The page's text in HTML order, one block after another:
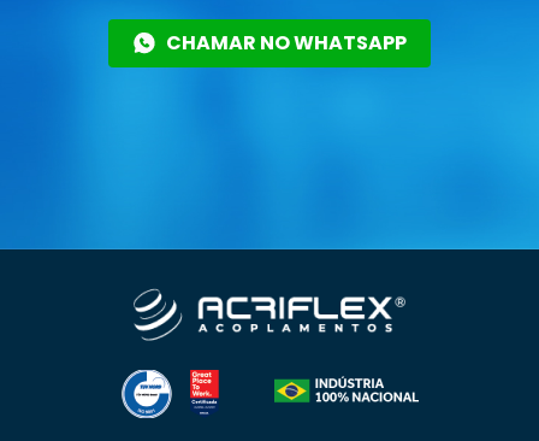
CHAMAR NO WHATSAPP